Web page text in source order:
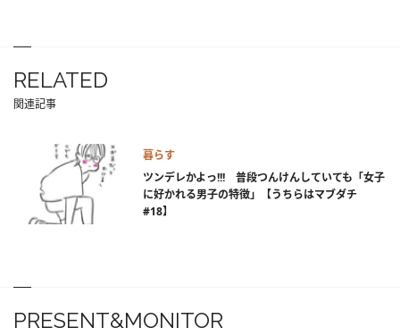
RELATED
関連記事
暮らす
ツンデレかよっ!!! 普段つんけんしていても「女子
に好かれる男子の特徴」【うちらはマブダチ
#18】
PRESENT&MONITOR